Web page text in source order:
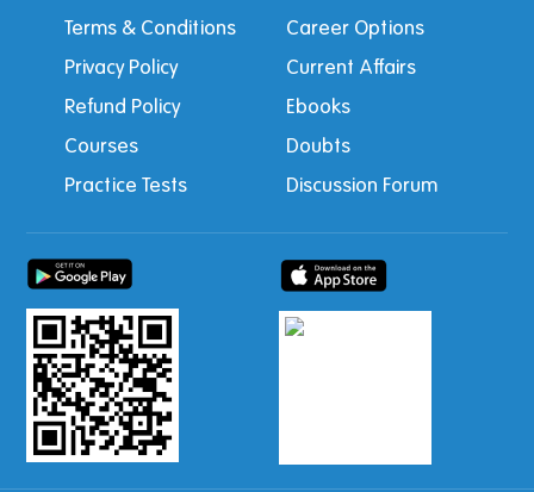
Terms & Conditions
Career Options
Privacy Policy
Current Affairs
Refund Policy
Ebooks
Courses
Doubts
Practice Tests
Discussion Forum